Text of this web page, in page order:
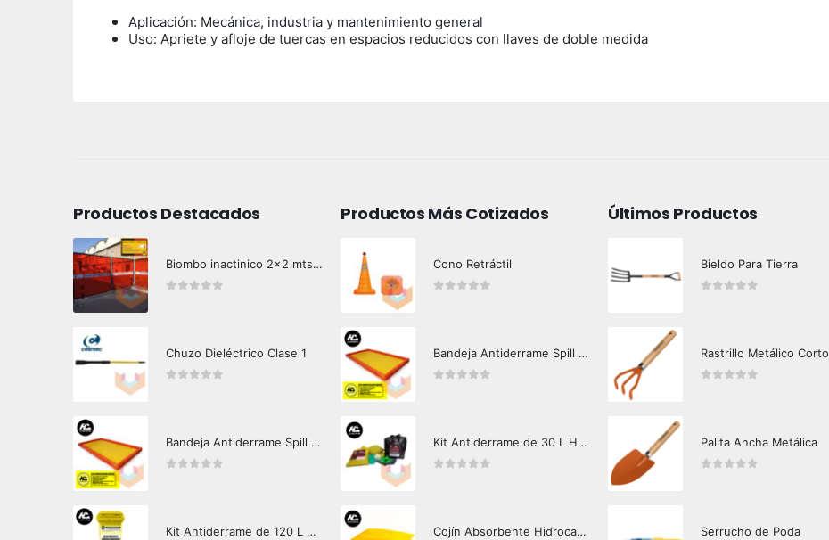
Aplicación: Mecánica, industria y mantenimiento general
Uso: Apriete y afloje de tuercas en espacios reducidos con llaves de doble medida
Productos Destacados
Biombo inactinico 2x2 mts Hazard Control
Chuzo Dieléctrico Clase 1
Bandeja Antiderrame Spill Barrier 346 litros Certificada
Kit Antiderrame de 120 L Hazard Control (Hidrocarburos - Biodegradable)
Productos Más Cotizados
Cono Retráctil
Bandeja Antiderrame Spill Barrier 117 lts Certificada
Kit Antiderrame de 30 L Hazard Control (Hidrocarburos - Biodegradable)
Cojín Absorbente Hidrocarburos Hazard Control
Últimos Productos
Bieldo Para Tierra
Rastrillo Metálico Corto
Palita Ancha Metálica
Serrucho de Poda